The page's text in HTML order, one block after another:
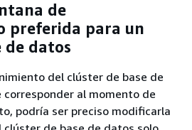
de
preferida para un
de datos
del clúster de base de
al momento de
podría ser preciso modificarla